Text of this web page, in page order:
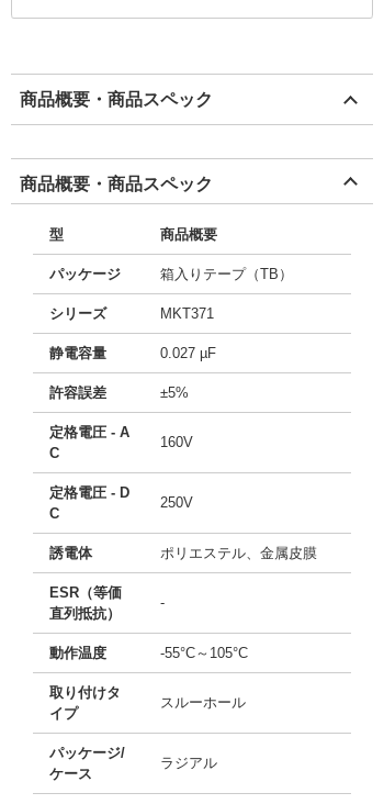
商品概要・商品スペック
商品概要・商品スペック
型 商品概要
パッケージ 箱入りテープ（TB）
シリーズ MKT371
静電容量 0.027 µF
許容誤差 ±5%
定格電圧 - A
C
160V
定格電圧 - D
C
250V
誘電体 ポリエステル、金属皮膜
ESR（等価
直列抵抗）
-
動作温度 -55°C～105°C
取り付けタ
イプ
スルーホール
パッケージ/
ケース
ラジアル